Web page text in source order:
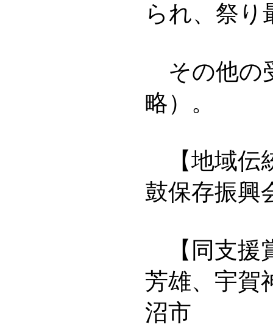
られ、祭り
その他の
略）。
【地域伝
鼓保存振興
【同支援
芳雄、宇賀
沼市